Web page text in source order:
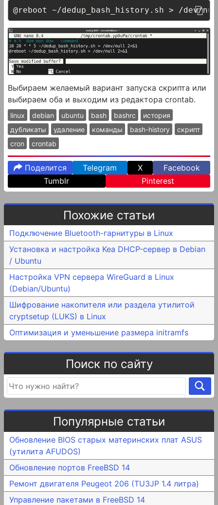
@reboot ~/dedup_bash_history.sh > /dev/
Выбираем желаемый вариант запуска скрипта или
выбираем оба и выходим из редактора crontab.
linux debian ubuntu bash bashrc
история
дубликаты
удаление команды bash-history
скрипт
cron
crontab
Поделится Telegram X
Facebook
Tumblr
Pinterest
Похожие статьи
Подключение Bluetooth-гарнитуры в Linux
Установка и настройка Kea DHCP-сервер в Debian
/ Ubuntu
Настройка VPN сервера WireGuard в Linux
(Debian/Ubuntu)
Шифрование накопителя или раздела утилитой
cryptsetup (LUKS) в Linux
Оптимизация и уменьшение размера initramfs
Поиск по сайту
Популярные статьи
Обновление BIOS старых материнских плат ASUS
(утилита AFUDOS)
Обновление портов FreeBSD 14
Ремонт двигателя Peugeot 206 (TU3JP 1.4 литра)
Управление пакетами в FreeBSD 14